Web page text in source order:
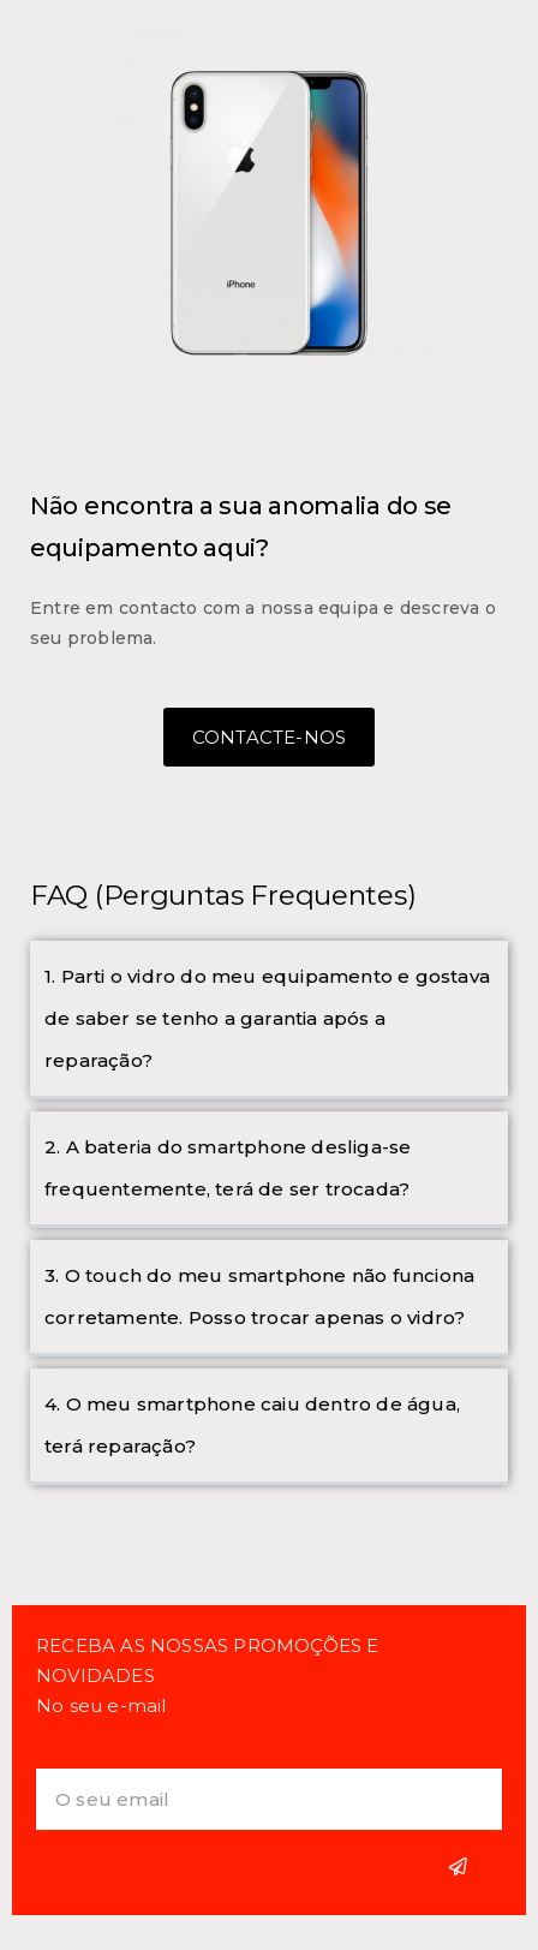
Não encontra a sua anomalia do se
equipamento aqui?
Entre em contacto com a nossa equipa e descreva o
seu problema.
CONTACTE-NOS
FAQ (Perguntas Frequentes)
1. Parti o vidro do meu equipamento e gostava
de saber se tenho a garantia após a
reparação?
2. A bateria do smartphone desliga-se
frequentemente, terá de ser trocada?
3. O touch do meu smartphone não funciona
corretamente. Posso trocar apenas o vidro?
4. O meu smartphone caiu dentro de água,
terá reparação?
RECEBA AS NOSSAS PROMOÇÕES E
NOVIDADES
No seu e-mail